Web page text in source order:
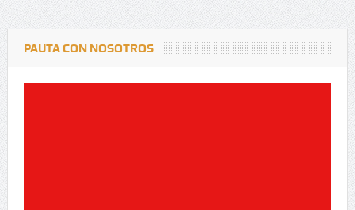
PAUTA CON NOSOTROS